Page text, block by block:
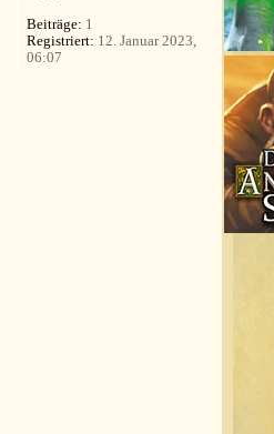
Beiträge: 1
Registriert: 12. Januar 2023,
06:07